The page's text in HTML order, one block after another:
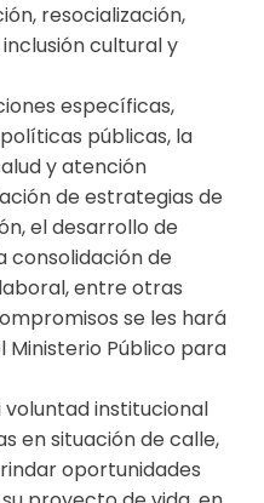
resocialización,
cultural y
específicas,
públicas, la
y atención
de estrategias de
el desarrollo de
consolidación de
entre otras
se les hará
Público para
voluntad institucional
en situación de calle,
oportunidades